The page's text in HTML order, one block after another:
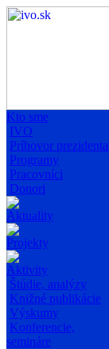
Kto sme
IVO
Príhovor prezidenta
Programy
Pracovníci
Donori
Aktuality
Projekty
Aktivity
Štúdie, analýzy
Knižné publikácie
Výskumy
Konferencie,
semináre